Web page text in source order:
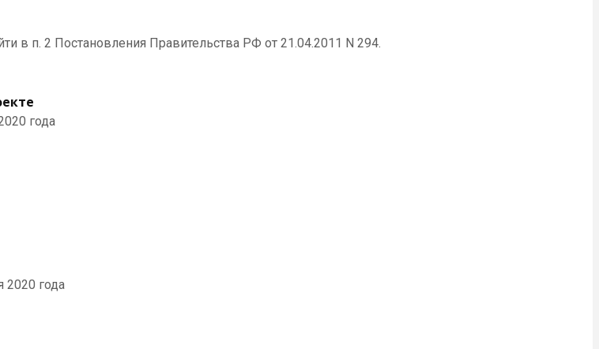
в п. 2 Постановления Правительства РФ от 21.04.2011 N 294.
года
2020 года